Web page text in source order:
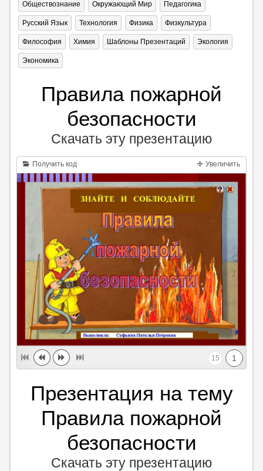
Обществознание Окружающий Мир Педагогика
Русский Язык Технология Физика Физкультура
Философия Химия Шаблоны Презентаций Экология
Экономика
Правила пожарной
безопасности
Скачать эту презентацию
Получить код Увеличить
1
15
Презентация на тему
Правила пожарной
безопасности
Скачать эту презентацию